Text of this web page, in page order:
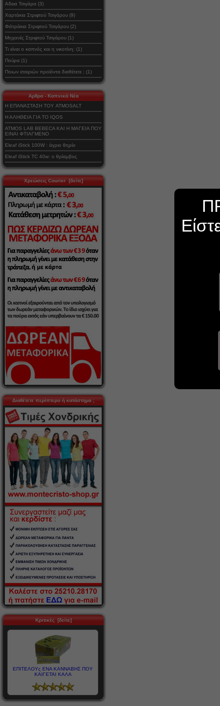
Αδεια Τσιγάρα (3)
Χαρτάκια Στριφτού Τσιγάρου (9)
Φιλτράκια Στριφτού Τσιγάρου (2)
Μηχανές Στριφτού Τσιγάρου (1)
Τι είναι ο καπνός και η νικοτίνη; (1)
Πούρα (1)
Ποιων εταιριών προϊόντα διαθέτετε ; (1)
Αρθρα - Καπνικά Νέα
Η ΕΠΑΝΑΣΤΑΣΗ ΤΟΥ ATMOSALT
Η ΑΛΗΘΕΙΑ ΓΙΑ ΤΟ IQOS
ATMOS LAB BEBECA ΚΑΙ Η ΜΑΓΕΙΑ ΠΟΥ
ΕΙΝΑΙ ΦΤΙΑΓΜΕΝΟ
Eleaf iStick 100W : άγριο θηρίο
Eleaf iStick TC 40w: ο θρίαμβος
Χρεώσεις Courier [δείτε]
Διαθέτετε περίπτερο ή κατάστημα ;
Κριτικές [δείτε]
ΕΠΙΤΕΛΟΥς ΕΝΑ ΚΑΝΝΑΒΗΣ ΠΟΥ
ΚΑΙΓΕΤΑΙ ΚΑΛΑ